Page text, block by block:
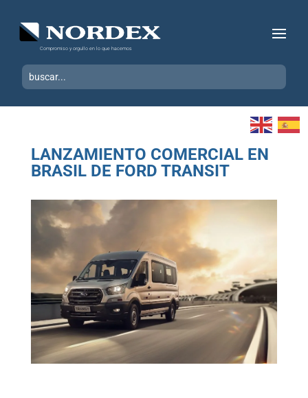
Compromiso y orgullo en lo que hacemos
LANZAMIENTO COMERCIAL EN
BRASIL DE FORD TRANSIT